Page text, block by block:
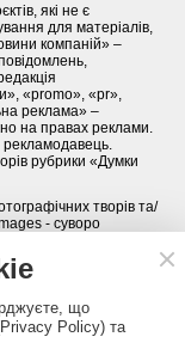
які не є
для матеріалів,
компаній» –
«promo», «pr»,
реклама» –
на правах реклами.
рекламодавець.
рубрики «Думки
творів та/
- суворо
сайту
що
Policy) та